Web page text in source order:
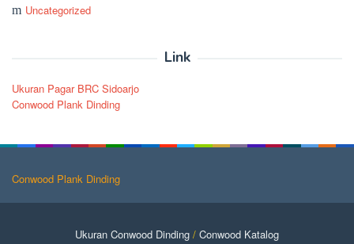
Uncategorized
Link
Ukuran Pagar BRC Sidoarjo
Conwood Plank Dinding
Conwood Plank Dinding
Ukuran Conwood Dinding / Conwood Katalog